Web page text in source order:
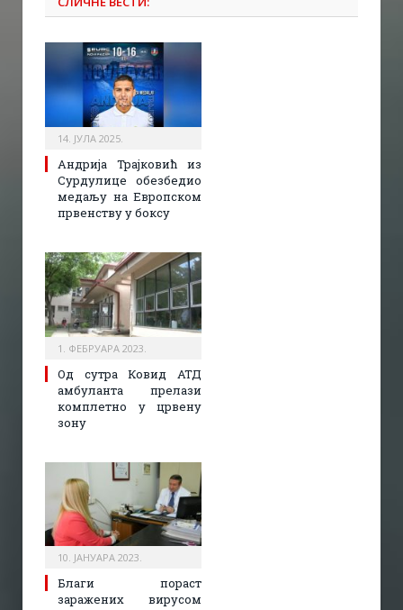
14. ЈУЛА 2025.
Андрија Трајковић из
Сурдулице обезбедио
медаљу на Европском
првенству у боксу
1. ФЕБРУАРА 2023.
Од сутра Ковид АТД
амбуланта прелази
комплетно у црвену
зону
10. ЈАНУАРА 2023.
Благи пораст
заражених вирусом